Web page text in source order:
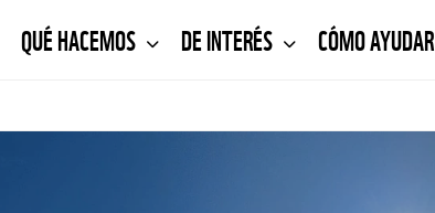
QUÉ HACEMOS DE INTERÉS CÓMO AYUDAR